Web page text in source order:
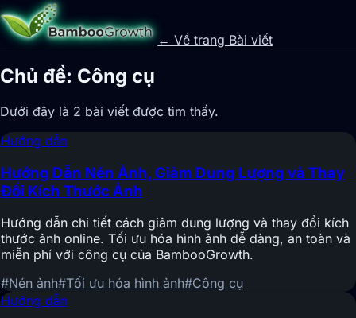
← Về trang Bài viết
Chủ đề: Công cụ
Dưới đây là 2 bài viết được tìm thấy.
Hướng dẫn
Hướng Dẫn Nén Ảnh, Giảm Dung Lượng và Thay
Đổi Kích Thước Ảnh
Hướng dẫn chi tiết cách giảm dung lượng và thay đổi kích
thước ảnh online. Tối ưu hóa hình ảnh dễ dàng, an toàn và
miễn phí với công cụ của BambooGrowth.
#Nén ảnh#Tối ưu hóa hình ảnh#Công cụ
Hướng dẫn